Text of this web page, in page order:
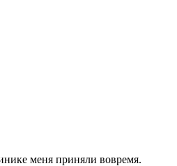
меня приняли вовремя.